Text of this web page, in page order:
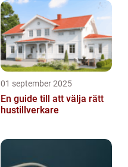
01 september 2025
En guide till att välja rätt
hustillverkare